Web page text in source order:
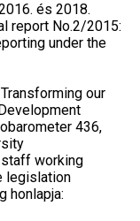
és 2018.
report No.2/2015:
under the
our
436,
staff working
legislation
honlapja: